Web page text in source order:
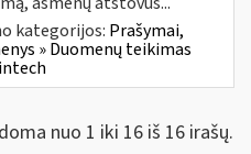
kategorijos: Prašymai,
» Duomenų teikimas
nuo 1 iki 16 iš 16 irašų.